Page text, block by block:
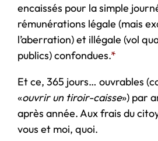
encaissés pour la simple
rémunérations légale (mais
l’aberration) et illégale (vol
publics) confondues.*
Et ce, 365 jours… ouvrables
«ouvrir un tiroir-caisse») par
après année. Aux frais du
vous et moi, quoi.